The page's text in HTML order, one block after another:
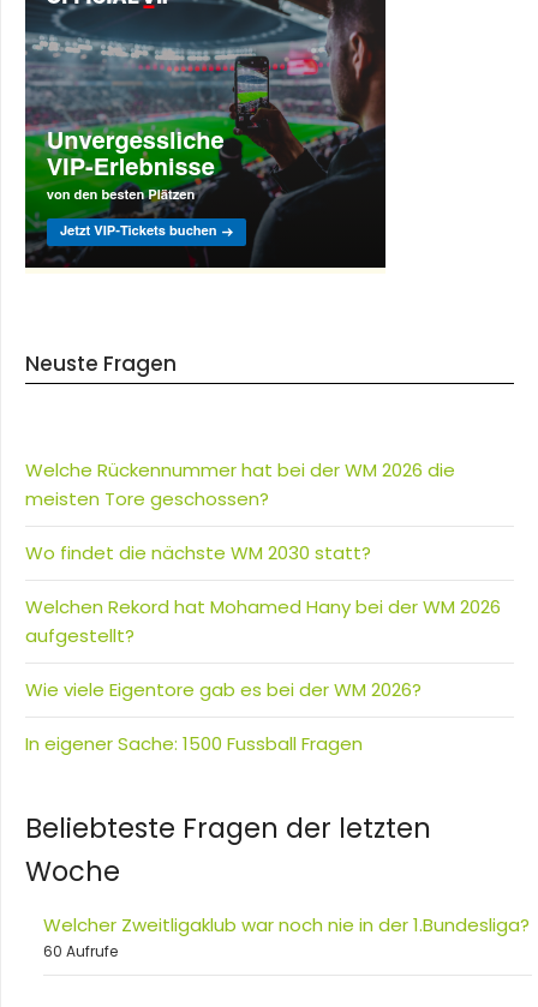
Neuste Fragen
Welche Rückennummer hat bei der WM 2026 die
meisten Tore geschossen?
Wo findet die nächste WM 2030 statt?
Welchen Rekord hat Mohamed Hany bei der WM 2026
aufgestellt?
Wie viele Eigentore gab es bei der WM 2026?
In eigener Sache: 1500 Fussball Fragen
Beliebteste Fragen der letzten
Woche
Welcher Zweitligaklub war noch nie in der 1.Bundesliga?
60 Aufrufe